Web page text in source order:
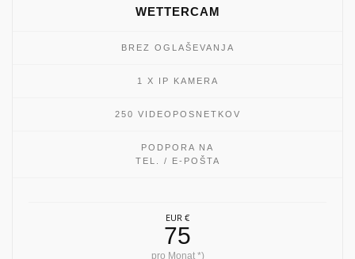
WETTERCAM
BREZ OGLAŠEVANJA
1 X IP KAMERA
250 VIDEOPOSNETKOV
PODPORA NA
TEL. / E-POŠTA
EUR €
75
pro Monat *)